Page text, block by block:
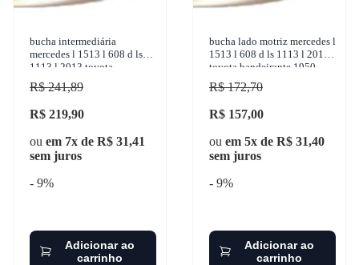
bucha intermediária
mercedes l 1513 l 608 d ls
1113 l 2013 toyota
bandeirante 1950-2001
sulcarbon - sc068-std
R$ 241,89
R$ 219,90
ou em 7x de R$ 31,41
sem juros
- 9%
Adicionar ao
carrinho
bucha lado motriz mercedes l
1513 l 608 d ls 1113 l 2013
toyota bandeirante 1950-
2001 sulcarbon
R$ 172,70
R$ 157,00
ou em 5x de R$ 31,40
sem juros
- 9%
Adicionar ao
carrinho